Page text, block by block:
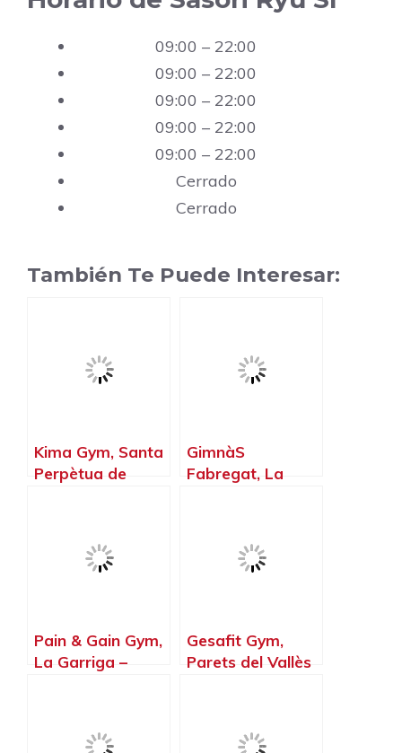
09:00 – 22:00
09:00 – 22:00
09:00 – 22:00
09:00 – 22:00
09:00 – 22:00
Cerrado
Cerrado
También Te Puede Interesar:
Kima Gym, Santa
Perpètua de
GimnàS
Fabregat, La
Pain & Gain Gym,
La Garriga –
Gesafit Gym,
Parets del Vallès